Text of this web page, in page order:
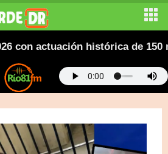
actuación histórica de 150